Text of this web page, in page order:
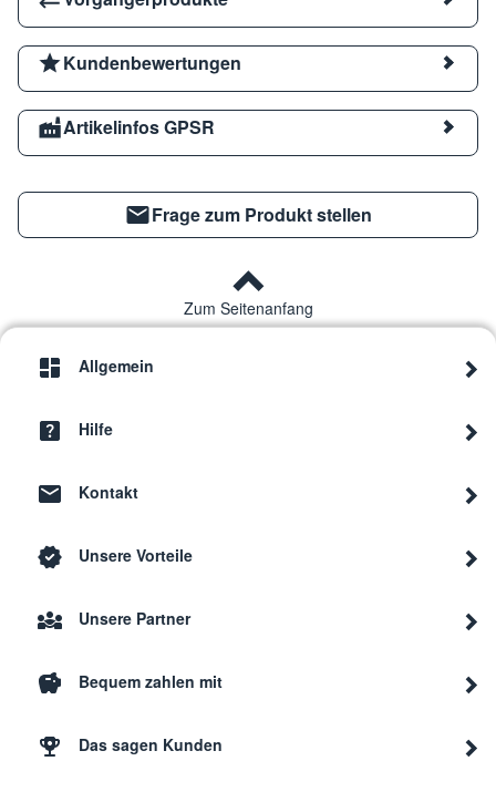
Kundenbewertungen
Artikelinfos GPSR
Frage zum Produkt stellen
Zum Seitenanfang
Allgemein
Hilfe
Kontakt
Unsere Vorteile
Unsere Partner
Bequem zahlen mit
Das sagen Kunden